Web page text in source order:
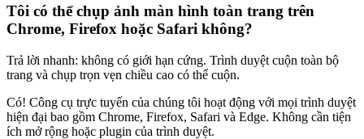
Tôi có thể chụp ảnh màn hình toàn trang trên
Chrome, Firefox hoặc Safari không?
Trả lời nhanh: không có giới hạn cứng. Trình duyệt cuộn toàn bộ
trang và chụp trọn vẹn chiều cao có thể cuộn.
Có! Công cụ trực tuyến của chúng tôi hoạt động với mọi trình duyệt
hiện đại bao gồm Chrome, Firefox, Safari và Edge. Không cần tiện
ích mở rộng hoặc plugin của trình duyệt.